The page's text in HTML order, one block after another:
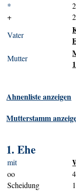
*
+
Vater
Mutter
Ahnenliste anzeigen
Mutterstamm
1. Ehe
mit
oo
Scheidung